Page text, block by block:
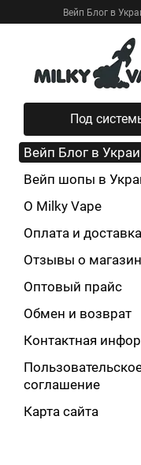
Перейти к основному
Вейп Блог в
Под
Вейп Блог в
Вейп шопы в
О Milky Vape
Оплата и доставка
Отзывы о
Оптовый прайс
Обмен и возврат
Контактная
соглашение
Карта сайта